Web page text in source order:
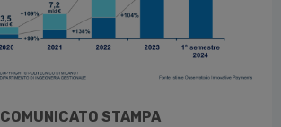
COMUNICATO STAMPA